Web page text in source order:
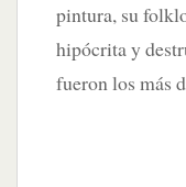
pintura, su
hipócrita y
fueron los más